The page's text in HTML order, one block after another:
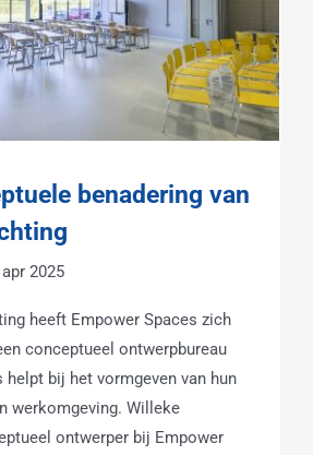
benadering van
2025
heeft Empower Spaces zich
conceptueel ontwerpbureau
bij het vormgeven van hun
werkomgeving. Willeke
ontwerper bij Empower